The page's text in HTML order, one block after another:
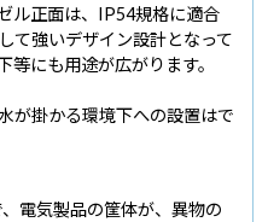
ル正面は、IP54規格に適合
て強いデザイン設計となって
等にも用途が広がります。
が掛かる環境下への設置はで
電気製品の筐体が、異物の